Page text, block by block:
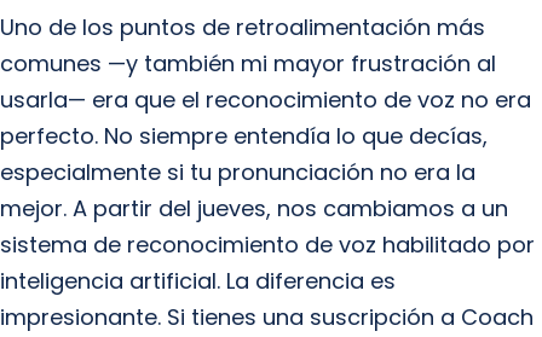
Uno de los puntos de retroalimentación más
comunes —y también mi mayor frustración al
usarla— era que el reconocimiento de voz no era
perfecto. No siempre entendía lo que decías,
especialmente si tu pronunciación no era la
mejor. A partir del jueves, nos cambiamos a un
sistema de reconocimiento de voz habilitado por
inteligencia artificial. La diferencia es
impresionante. Si tienes una suscripción a Coach